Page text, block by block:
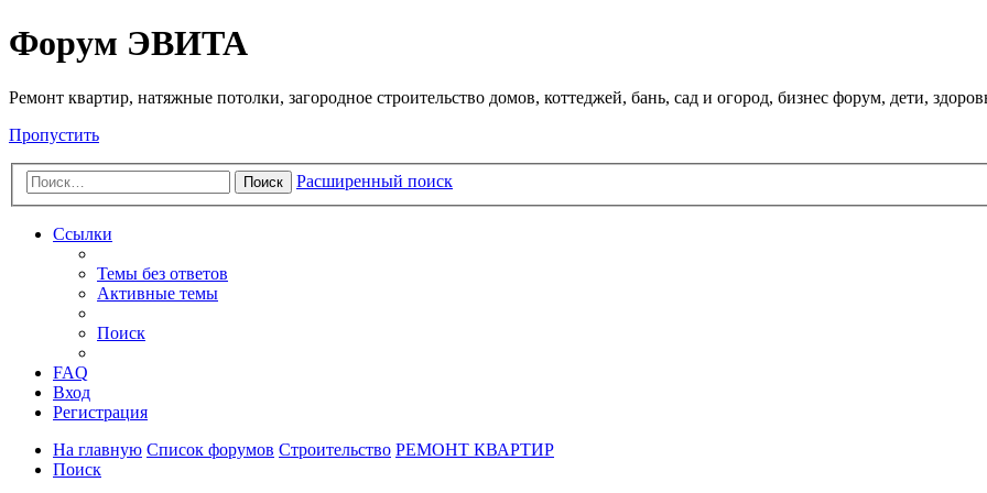
Регистрация
Форум ЭВИТА
Ремонт квартир, натяжные потолки, загородное строительство домов, коттеджей, бань, сад и огород, бизнес форум, дети,
Пропустить
Поиск Расширенный поиск
Ссылки
Темы без ответов
Активные темы
Поиск
FAQ
Вход
Регистрация
На главную Список форумов Строительство РЕМОНТ КВАРТИР
Поиск